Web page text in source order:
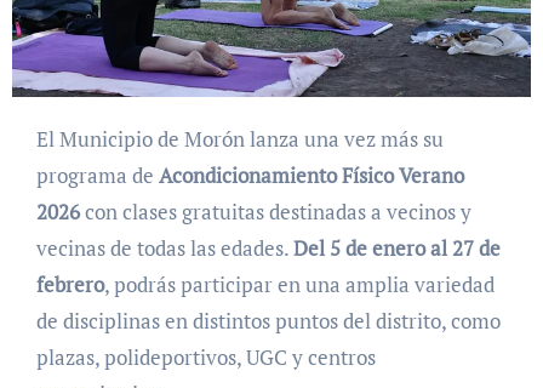
El Municipio de Morón lanza una vez más su
programa de Acondicionamiento Físico Verano
2026con clases gratuitas destinadas a vecinos y
vecinas de todas las edades.Del 5 de enero al 27 de
febrero, podrás participar en una amplia variedad
de disciplinas en distintos puntos del distrito, como
plazas, polideportivos, UGC y centros